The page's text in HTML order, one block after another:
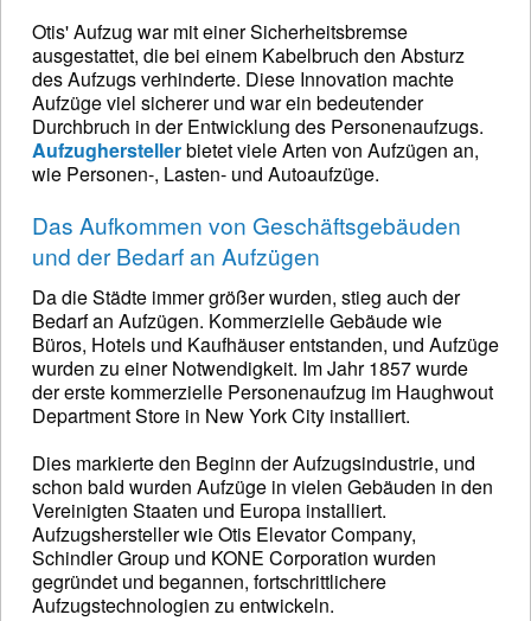
Otis' Aufzug war mit einer Sicherheitsbremse
ausgestattet, die bei einem Kabelbruch den Absturz
des Aufzugs verhinderte. Diese Innovation machte
Aufzüge viel sicherer und war ein bedeutender
Durchbruch in der Entwicklung des Personenaufzugs.
Aufzugherstellerbietet viele Arten von Aufzügen an,
wie Personen-, Lasten- und Autoaufzüge.
Das Aufkommen von Geschäftsgebäuden
und der Bedarf an Aufzügen
Da die Städte immer größer wurden, stieg auch der
Bedarf an Aufzügen. Kommerzielle Gebäude wie
Büros, Hotels und Kaufhäuser entstanden, und Aufzüge
wurden zu einer Notwendigkeit. Im Jahr 1857 wurde
der erste kommerzielle Personenaufzug im Haughwout
Department Store in New York City installiert.
Dies markierte den Beginn der Aufzugsindustrie, und
schon bald wurden Aufzüge in vielen Gebäuden in den
Vereinigten Staaten und Europa installiert.
Aufzugshersteller wie Otis Elevator Company,
Schindler Group und KONE Corporation wurden
gegründet und begannen, fortschrittlichere
Aufzugstechnologien zu entwickeln.